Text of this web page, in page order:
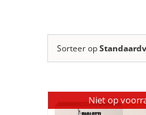
Sorteer op
Niet op